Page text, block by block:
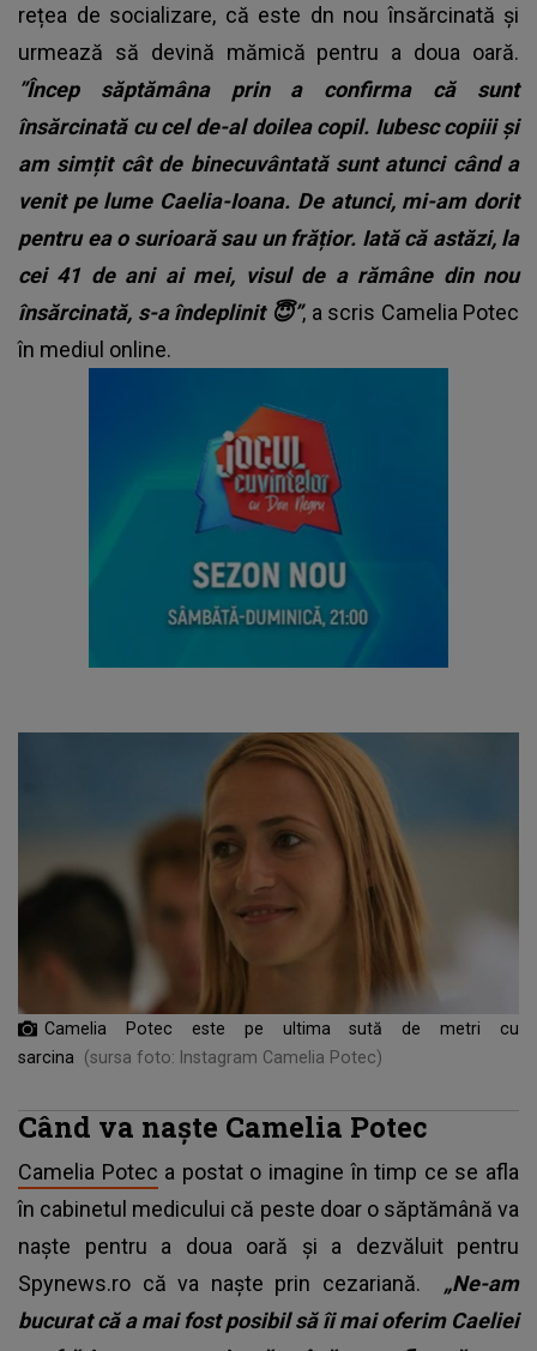
rețea de socializare, că este dn nou însărcinată și
urmează să devină mămică pentru a doua oară.
”Încep săptămâna prin a confirma că sunt
însărcinată cu cel de-al doilea copil. Iubesc copiii și
am simțit cât de binecuvântată sunt atunci când a
venit pe lume Caelia-Ioana. De atunci, mi-am dorit
pentru ea o surioară sau un frățior. Iată că astăzi, la
cei 41 de ani ai mei, visul de a rămâne din nou
însărcinată, s-a îndeplinit 😇”, a scris Camelia Potec
în mediul online.
Camelia Potec este pe ultima sută de metri cu
sarcina
(sursa foto: Instagram Camelia Potec)
Când va naște Camelia Potec
Camelia Potec a postat o imagine în timp ce se afla
în cabinetul medicului că peste doar o săptămână va
naște pentru a doua oară și a dezvăluit pentru
Spynews.ro că va naște prin cezariană. „Ne-am
bucurat că a mai fost posibil să îi mai oferim Caeliei